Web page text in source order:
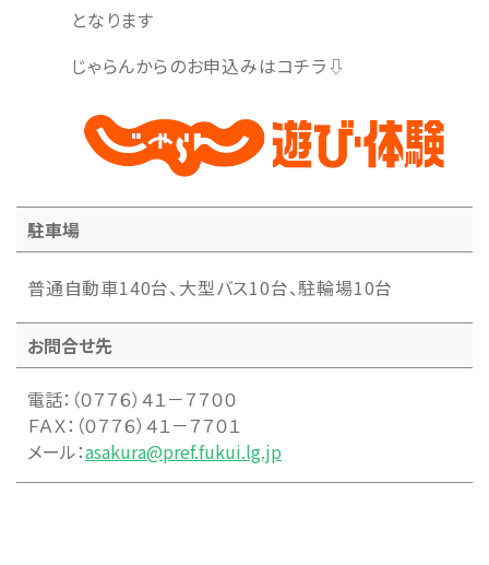
イベント
その他のご案内 Others
となります
じゃらんからのお申込みはコチラ⇩
駐車場
普通自動車140台、大型バス10台、駐輪場10台
お問合せ先
電話：（０７７６）４１－７７００
ＦＡＸ：（０７７６）４１－７７０１
メール：asakura@pref.fukui.lg.jp